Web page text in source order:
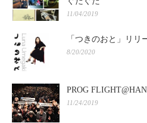
11/04/2019
「つきのおと」リリ
8/20/2020
PROG
11/24/2019